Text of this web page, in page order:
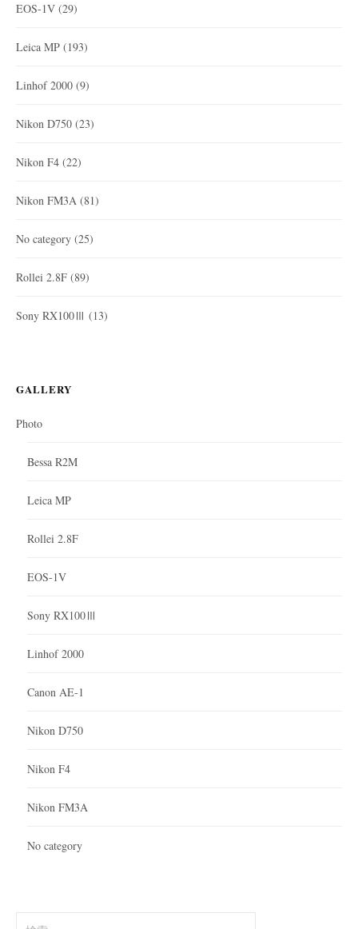
EOS-1V (29)
Leica MP (193)
Linhof 2000 (9)
Nikon D750 (23)
Nikon F4 (22)
Nikon FM3A (81)
No category (25)
Rollei 2.8F (89)
Sony RX100Ⅲ (13)
GALLERY
Photo
Bessa R2M
Leica MP
Rollei 2.8F
EOS-1V
Sony RX100Ⅲ
Linhof 2000
Canon AE-1
Nikon D750
Nikon F4
Nikon FM3A
No category